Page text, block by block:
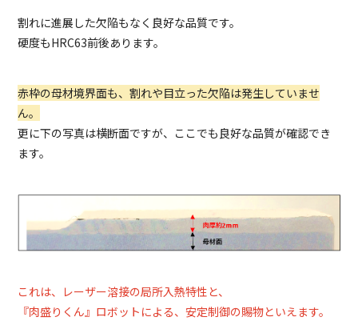
割れに進展した欠陥もなく良好な品質です。
硬度もHRC63前後あります。
赤枠の母材境界面も、割れや目立った欠陥は発生していませ
ん。
更に下の写真は横断面ですが、ここでも良好な品質が確認でき
ます。
これは、レーザー溶接の局所入熱特性と、
『肉盛りくん』ロボットによる、安定制御の賜物といえます。